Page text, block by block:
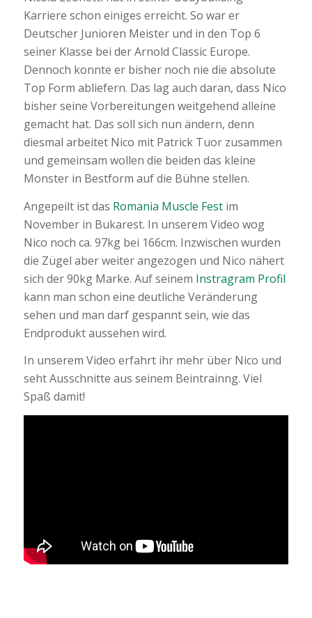
Karriere schon einiges erreicht. So war er
Deutscher Junioren Meister und in den Top 6
seiner Klasse bei der Arnold Classic Europe.
Dennoch konnte er bisher noch nie die absolute
Top Form abliefern. Das lag auch daran, dass Nico
bisher seine Vorbereitungen weitgehend alleine
gemacht hat. Das soll sich nun ändern, denn
diesmal arbeitet Nico mit Patrick Tuor zusammen
und gemeinsam wollen die beiden das kleine
Monster in Bestform auf die Bühne stellen.
Angepeilt ist das Romania Muscle Festim
November in Bukarest. In unserem Video wog
Nico noch ca. 97kg bei 166cm. Inzwischen wurden
die Zügel aber weiter angezogen und Nico nähert
sich der 90kg Marke. Auf seinem Instragram Profil
kann man schon eine deutliche Veränderung
sehen und man darf gespannt sein, wie das
Endprodukt aussehen wird.
In unserem Video erfahrt ihr mehr über Nico und
seht Ausschnitte aus seinem Beintrainng. Viel
Spaß damit!